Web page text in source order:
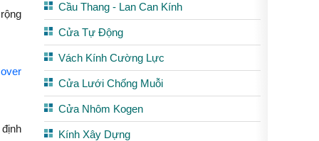
Cầu Thang - Lan Can Kính
Cửa Tự Động
Vách Kính Cường Lực
Cửa Lưới Chống Muỗi
Cửa Nhôm Kogen
Kính Xây Dựng